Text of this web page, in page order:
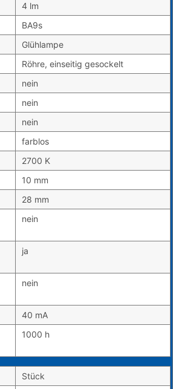
4 lm
BA9s
Glühlampe
Röhre, einseitig gesockelt
nein
nein
nein
farblos
2700 K
10 mm
28 mm
nein
ja
nein
40 mA
1000 h
Stück